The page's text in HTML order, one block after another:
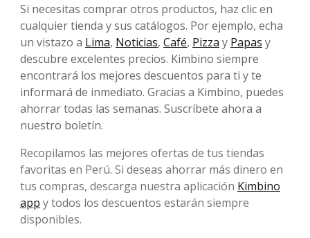
Si necesitas comprar otros productos, haz clic en
cualquier tienda y sus catálogos. Por ejemplo, echa
un vistazo a Lima, Noticias, Café, Pizza y Papas y
descubre excelentes precios. Kimbino siempre
encontrará los mejores descuentos para ti y te
informará de inmediato. Gracias a Kimbino, puedes
ahorrar todas las semanas. Suscríbete ahora a
nuestro boletín.
Recopilamos las mejores ofertas de tus tiendas
favoritas en Perú. Si deseas ahorrar más dinero en
tus compras, descarga nuestra aplicación Kimbino
app y todos los descuentos estarán siempre
disponibles.